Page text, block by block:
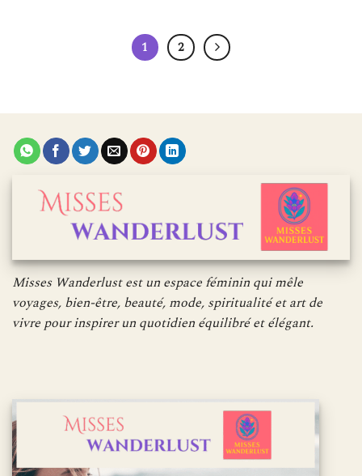
1 2
Misses Wanderlust est un espace féminin qui mêle
voyages, bien-être, beauté, mode, spiritualité et art de
vivre pour inspirer un quotidien équilibré et élégant.